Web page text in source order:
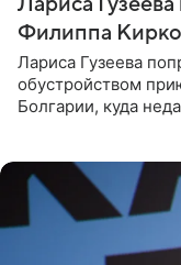
Филиппа
Лариса Гузеева
обустройством
Болгарии, куда